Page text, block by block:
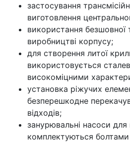
застосування
виготовлення
використання безшовної
виробництві корпусу;
для створення литої
використовується
високоміцними
установка ріжучих
безперешкодне
відходів;
занурювальні насоси для
комплектуються болтами